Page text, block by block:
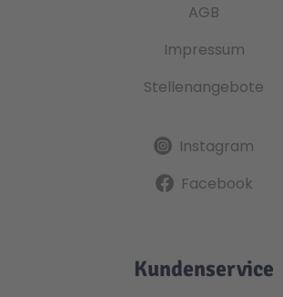
AGB
Impressum
Stellenangebote
Instagram
Facebook
Kundenservice